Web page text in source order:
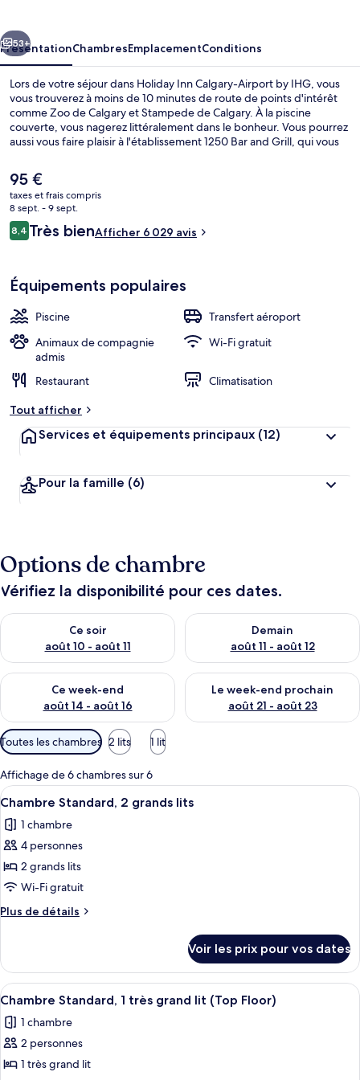
by
IHG
Suivant
53+
PrésentationChambresEmplacementConditions
Lors de votre séjour dans Holiday Inn Calgary-Airport by IHG, vous
vous trouverez à moins de 10 minutes de route de points d'intérêt
comme Zoo de Calgary et Stampede de Calgary. À la piscine
couverte, vous nagerez littéralement dans le bonheur. Vous pourrez
aussi vous faire plaisir à l'établissement 1250 Bar and Grill, qui vous
renfort de spécialités Cuisine américaine. Vous profiterez ici d'une
navette vers et depuis l'aéroport, d'un bar / salon, ainsi que
d'agréables petits plus dans votre chambre, tels qu'un réfrigérateur
et un micro-ondes. La literie de qualité et le personnel attentionné
remportent un franc succès auprès des autres voyageurs.
Le
prix
actuel
est
de
95 €
taxes et frais compris
8 sept. - 9 sept.
Avis
voyageurs
8,48,4 sur 10
Très bienAfficher 6 029 avis
Équipements populaires
Piscine
Transfert aéroport
Animaux de compagnie
admis
Wi-Fi gratuit
Restaurant
Climatisation
Tout afficher
Services et équipements principaux (12)
Pour la famille (6)
Options de chambre
Vérifiez la disponibilité pour ces dates.
Ce soir
août 10 - août 11
Vérifier la disponibilité pour ce soir août 10 - août 11
Demain
août 11 - août 12
Vérifier la disponibilité pour
Ce week-end
août 14 - août 16
Vérifier la disponibilité pour ce week-end août 14 - août 16
Le week-end prochain
août 21 - août 23
Vérifier la disponibilité pour
Filtres
disponibles
pour
les
chambres
Toutes les chambres 2 lits 1 lit
Affichage de 6 chambres sur 6
Afficher
toutes
les
photos
pour
ce
type
de
Chambre
Standard,
2
grands
lits
Une chambre d’hôtel avec deux
5
Chambre Standard, 2 grands lits
1 chambre
4 personnes
2 grands lits
Wi-Fi gratuit
Plus de détails
Plus
le
type
de
Chambre
Standard,
grands
Voir les prix pour vos dates
Afficher
toutes
les
photos
pour
Une chambre d’hôtel avec un
3
Chambre Standard, 1 très grand lit (Top Floor)
1 chambre
2 personnes
1 très grand lit